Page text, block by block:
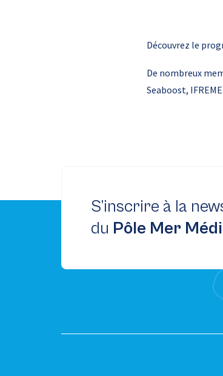
Découvrez le
De nombreux
Seaboost,
S’inscrire à la
du Pôle Mer